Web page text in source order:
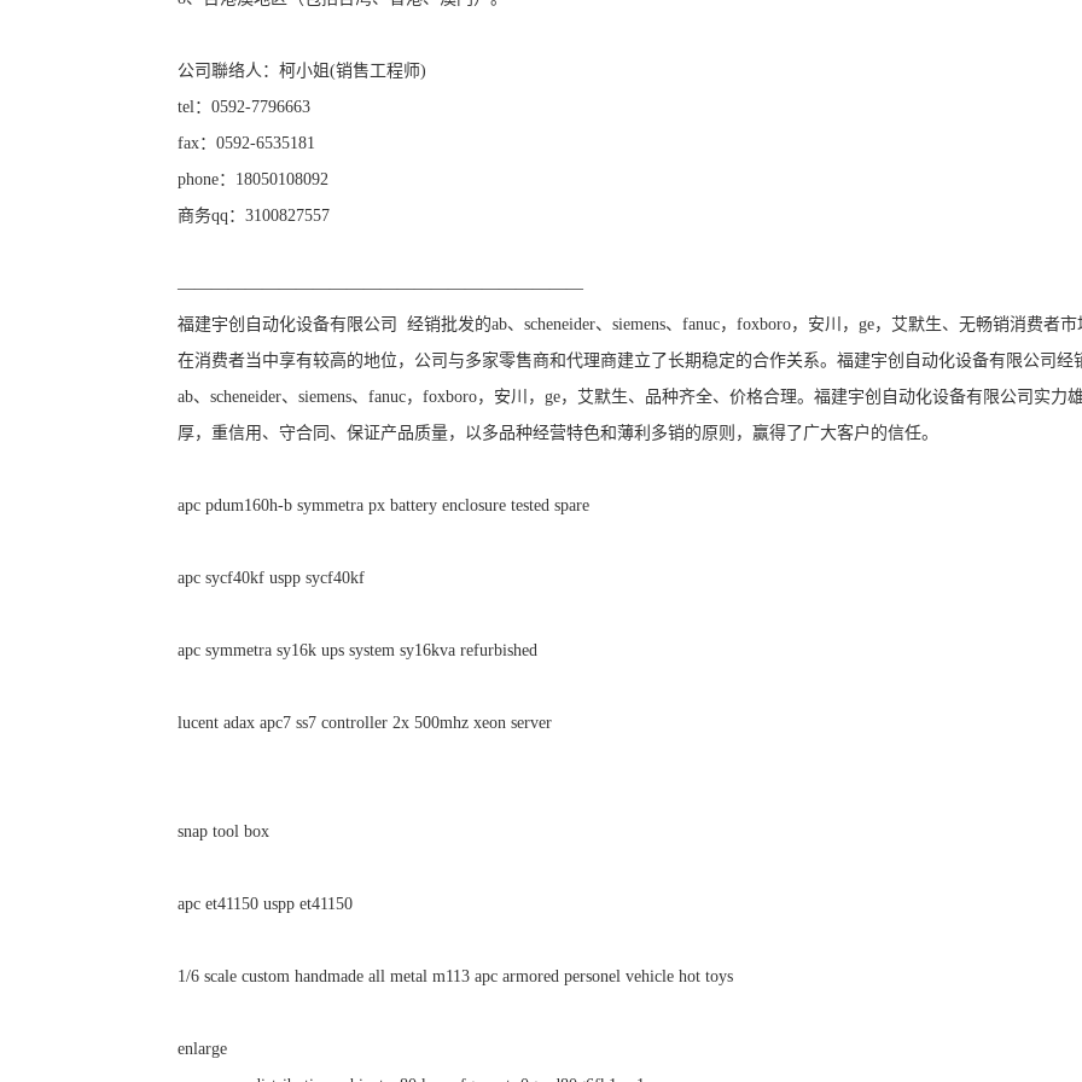
公司聯络人：柯小姐(销售工程师)
tel：0592-7796663
fax：0592-6535181
phone：18050108092
商务qq：3100827557
————————————————————————
福建宇创自动化设备有限公司 经销批发的ab、scheneider、siemens、fanuc，foxboro，安川，ge，艾默生、无畅销消费者市
在消费者当中享有较高的地位，公司与多家零售商和代理商建立了长期稳定的合作关系。福建宇创自动化设备有限公司经
ab、scheneider、siemens、fanuc，foxboro，安川，ge，艾默生、品种齐全、价格合理。福建宇创自动化设备有限公司实力
厚，重信用、守合同、保证产品质量，以多品种经营特色和薄利多销的原则，赢得了广大客户的信任。
apc pdum160h-b symmetra px battery enclosure tested spare
apc sycf40kf uspp sycf40kf
apc symmetra sy16k ups system sy16kva refurbished
lucent adax apc7 ss7 controller 2x 500mhz xeon server
snap tool box
apc et41150 uspp et41150
1/6 scale custom handmade all metal m113 apc armored personel vehicle hot toys
enlarge